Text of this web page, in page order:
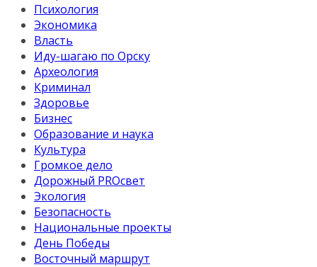
Психология
Экономика
Власть
Иду-шагаю по Орску
Археология
Криминал
Здоровье
Бизнес
Образование и наука
Культура
Громкое дело
Дорожный PROсвет
Экология
Безопасность
Национальные проекты
День Победы
Восточный маршрут